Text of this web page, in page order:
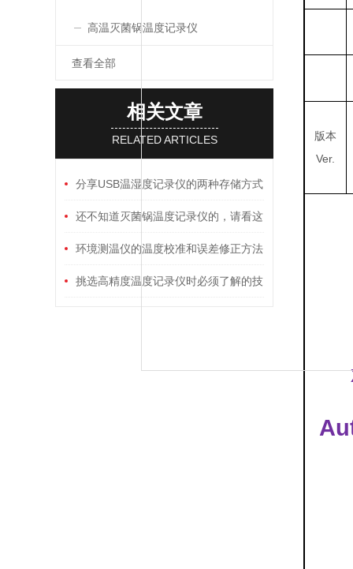
高温灭菌锅温度记录仪
查看全部
相关文章
RELATED ARTICLES
分享USB温湿度记录仪的两种存储方式
还不知道灭菌锅温度记录仪的，请看这
里！环境测温仪的温度校准和误差修正方法
有哪些？
挑选高精度温度记录仪时必须了解的技
版本
Ver.